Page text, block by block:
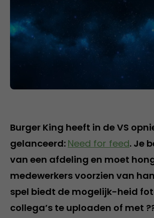
Burger King heeft in de VS
gelanceerd: Need for feed. Je
van een afdeling en moet
medewerkers voorzien van
spel biedt de mogelijk-heid
collega’s te uploaden of met